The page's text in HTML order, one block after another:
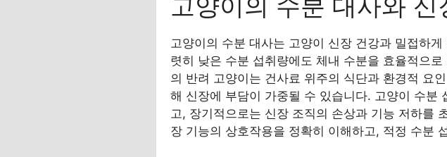
고양이의 수분 대사는 고양이 신장 건강과 밀접하
렷히 낮은 수분 섭취량에도 체내 수분을 효율적으
의 반려 고양이는 건사료 위주의 식단과 환경적 요
해 신장에 부담이 가중될 수 있습니다. 고양이 수분
고, 장기적으로는 신장 조직의 손상과 기능 저하를
장 기능의 상호작용을 정확히 이해하고, 적정 수분